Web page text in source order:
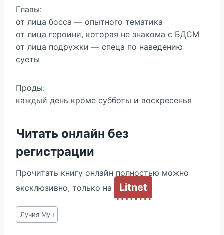
Главы:
от лица босса — опытного тематика
от лица героини, которая не знакома с БДСМ
от лица подружки — спеца по наведению
суеты
Проды:
каждый день кроме субботы и воскресенья
Читать онлайн без
регистрации
Прочитать книгу онлайн полностью можно
эксклюзивно, только на
Litnet
Метки
записи:
Лучия Мун